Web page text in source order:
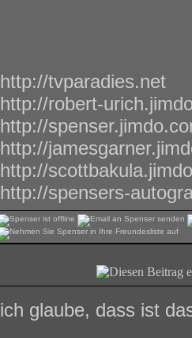
http://tvparadies.net
http://robert-
http://
http://
http://
http://spensers-
ich glaube, dass ist